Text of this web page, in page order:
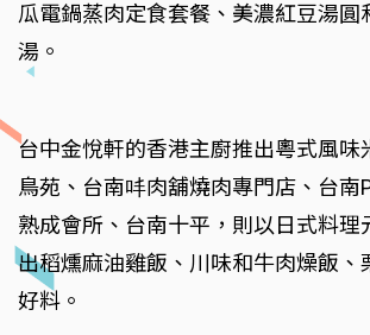
瓜電鍋蒸肉定食套餐、美濃紅豆湯圓
湯。
台中金悅軒的香港主廚推出粵式風味
鳥苑、台南㕩肉舖燒肉專門店、台南
熟成會所、台南十平，則以日式料理
出稻燻麻油雞飯、川味和牛肉燥飯、
好料。